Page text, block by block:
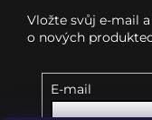
Vložte svůj e-mail
o nových
E-mail